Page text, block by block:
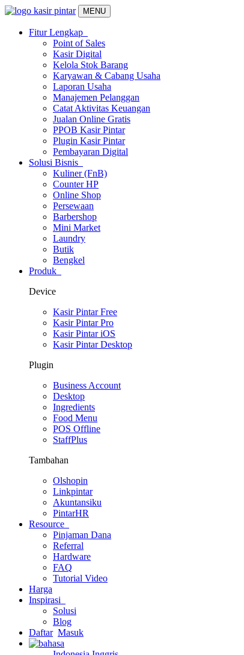
MENU
Fitur Lengkap
Point of Sales
Kasir Digital
Kelola Stok Barang
Karyawan & Cabang Usaha
Laporan Usaha
Manajemen Pelanggan
Catat Aktivitas Keuangan
Jualan Online Gratis
PPOB Kasir Pintar
Plugin Kasir Pintar
Pembayaran Digital
Solusi Bisnis
Kuliner (FnB)
Counter HP
Online Shop
Persewaan
Barbershop
Mini Market
Laundry
Butik
Bengkel
Produk
Device
Kasir Pintar Free
Kasir Pintar Pro
Kasir Pintar iOS
Kasir Pintar Desktop
Plugin
Business Account
Desktop
Ingredients
Food Menu
POS Offline
StaffPlus
Tambahan
Olshopin
Linkpintar
Akuntansiku
PintarHR
Resource
Pinjaman Dana
Referral
Hardware
FAQ
Tutorial Video
Harga
Inspirasi
Solusi
Blog
Daftar Masuk